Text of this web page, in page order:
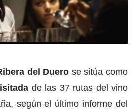
del Duero se sitúa como
de las 37 rutas del vino
según el último informe del